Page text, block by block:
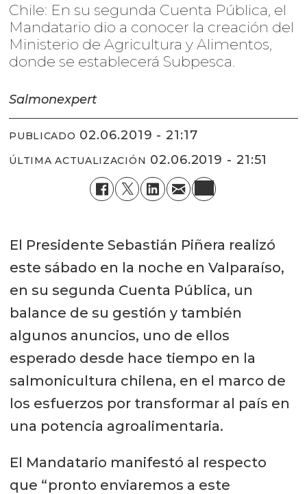
Chile: En su segunda Cuenta Pública, el
Mandatario dio a conocer la creación del
Ministerio de Agricultura y Alimentos,
donde se establecerá Subpesca.
Salmonexpert
PUBLICADO 02.06.2019 - 21:17
ÚLTIMA ACTUALIZACIÓN 02.06.2019 - 21:51
El Presidente Sebastián Piñera realizó
este sábado en la noche en Valparaíso,
en su segunda Cuenta Pública, un
balance de su gestión y también
algunos anuncios, uno de ellos
esperado desde hace tiempo en la
salmonicultura chilena, en el marco de
los esfuerzos por transformar al país en
una potencia agroalimentaria.
El Mandatario manifestó al respecto
que “pronto enviaremos a este